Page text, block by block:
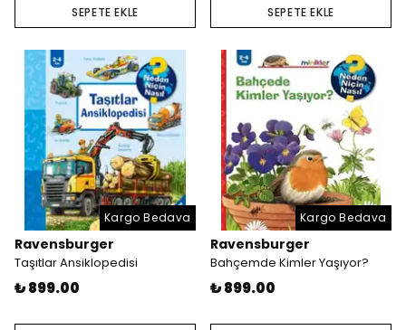
SEPETE EKLE SEPETE EKLE
Kargo Bedava
Ravensburger
Taşıtlar Ansiklopedisi
₺ 899.00
Kargo Bedava
Ravensburger
Bahçemde Kimler Yaşıyor?
₺ 899.00